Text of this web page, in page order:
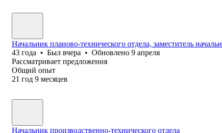
Начальник планово-технического отдела, заместитель
43 года • Был вчера • Обновлено 9 апреля
Рассматривает предложения
Общий опыт
21 год 9 месяцев
Начальник производственно-технического отдела